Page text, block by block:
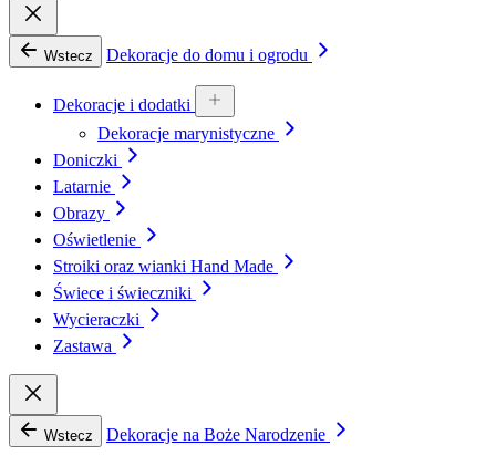
Wstecz Dekoracje do domu i ogrodu
Dekoracje i dodatki
Dekoracje marynistyczne
Doniczki
Latarnie
Obrazy
Oświetlenie
Stroiki oraz wianki Hand Made
Świece i świeczniki
Wycieraczki
Zastawa
Wstecz Dekoracje na Boże Narodzenie